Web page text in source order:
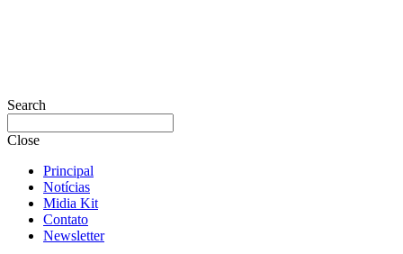
Search
Close
Principal
Notícias
Midia Kit
Contato
Newsletter